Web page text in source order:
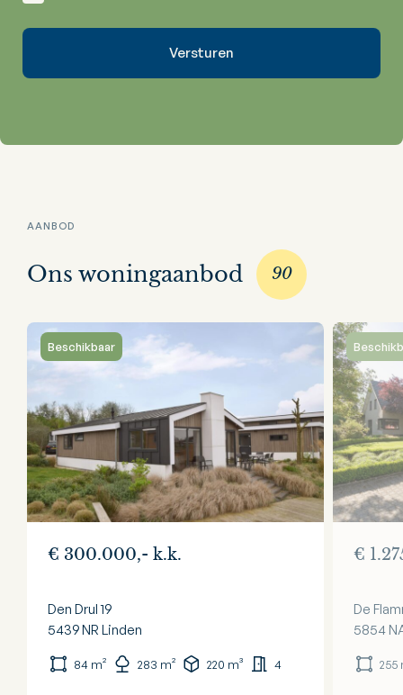
AANBOD
Ons woningaanbod 90
Beschikbaar
€ 300.000,- k.k.
Den Drul 19
5439 NR Linden
84 m² 283 m² 220 m³ 4
€
De
5854
255